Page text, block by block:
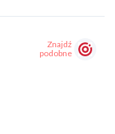
Znajdź
podobne